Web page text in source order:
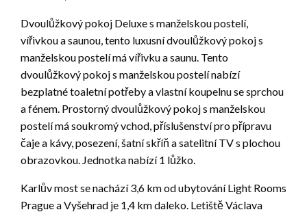
Dvoulůžkový pokoj Deluxe s manželskou postelí,
vířivkou a saunou, tento luxusní dvoulůžkový pokoj s
manželskou postelí má vířivku a saunu. Tento
dvoulůžkový pokoj s manželskou postelí nabízí
bezplatné toaletní potřeby a vlastní koupelnu se sprchou
a fénem. Prostorný dvoulůžkový pokoj s manželskou
postelí má soukromý vchod, příslušenství pro přípravu
čaje a kávy, posezení, šatní skříň a satelitní TV s plochou
obrazovkou. Jednotka nabízí 1 lůžko.
Karlův most se nachází 3,6 km od ubytování Light Rooms
Prague a Vyšehrad je 1,4 km daleko. Letiště Václava